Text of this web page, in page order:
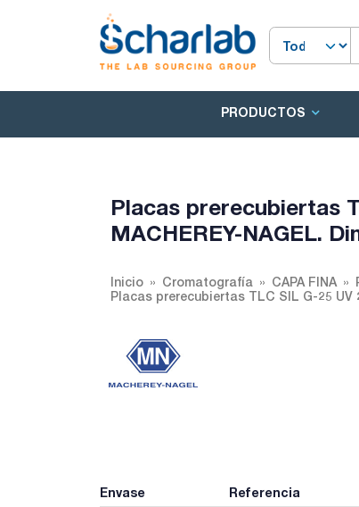
PRODUCTOS
Placas prerecubiertas
MACHEREY-NAGEL.
Inicio Cromatografía CAPA FINA
Placas prerecubiertas TLC SIL G-25 UV
Envase Referencia